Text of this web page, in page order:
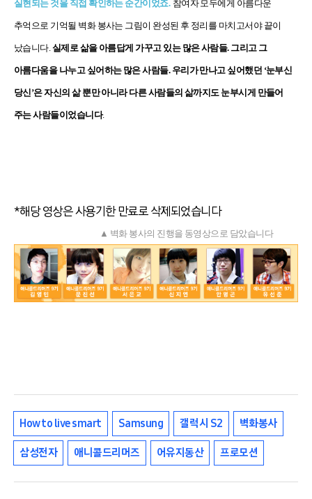
실현되는 것을 직접 확인하는 순간이었죠. 참여자 모두에게 아름다운
추억으로 기억될 벽화 봉사는 그림이 완성된 후 정리를 마치고서야 끝이
났습니다. 실제로 삶을 아름답게 가꾸고 있는 많은 사람들. 그리고 그
아름다움을 나누고 싶어하는 많은 사람들. 우리가 만나고 싶어했던 ‘눈부신
당신’은 자신의 삶 뿐만 아니라 다른 사람들의 삶까지도 눈부시게 만들어
주는 사람들이었습니다.
*해당 영상은 사용기한 만료로 삭제되었습니다
▲ 벽화 봉사의 진행을 동영상으로 담았습니다
How to live smart Samsung 갤럭시 S2 벽화봉사
삼성전자 애니콜드리머즈 어유지동산 프로모션